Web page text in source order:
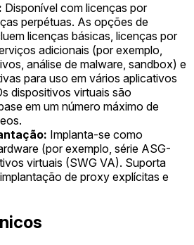
Disponível com licenças por
perpétuas. As opções de
licenças básicas, licenças por
adicionais (por exemplo,
análise de malware, sandbox) e
para uso em vários aplicativos
dispositivos virtuais são
em um número máximo de
Implanta-se como
(por exemplo, série ASG-
virtuais (SWG VA). Suporta
de proxy explícitas e